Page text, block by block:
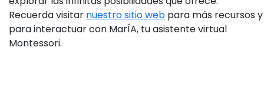
Recuerda visitar nuestro sitio web para más recursos y
para interactuar con MarÍA, tu asistente virtual
Montessori.